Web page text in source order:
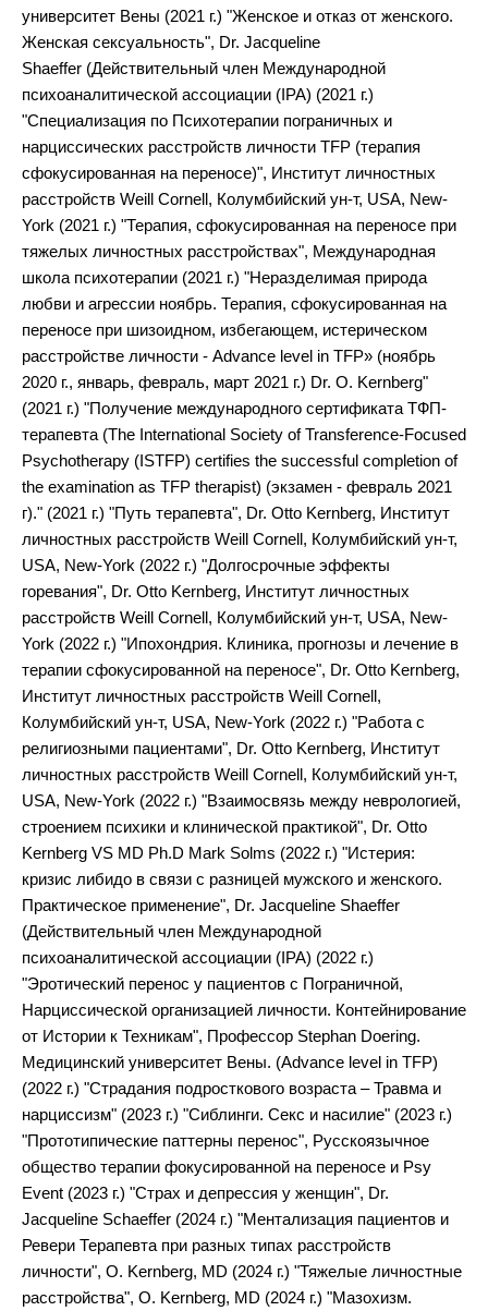
университет Вены (2021 г.) "Женское и отказ от женского.
Женская сексуальность", Dr. Jacqueline
Shaeffer (Действительный член Международной
психоаналитической ассоциации (IPA) (2021 г.)
"Специализация по Психотерапии пограничных и
нарциссических расстройств личности TFP (терапия
сфокусированная на переносе)", Институт личностных
расстройств Weill Cornell, Колумбийский ун-т, USA, New-
York (2021 г.) "Терапия, сфокусированная на переносе при
тяжелых личностных расстройствах", Международная
школа психотерапии (2021 г.) "Неразделимая природа
любви и агрессии ноябрь. Терапия, сфокусированная на
переносе при шизоидном, избегающем, истерическом
расстройстве личности - Advance level in TFP» (ноябрь
2020 г., январь, февраль, март 2021 г.) Dr. О. Kernberg"
(2021 г.) "Получение международного сертификата ТФП-
терапевта (The International Society of Transference-Focused
Psychotherapy (ISTFP) certifies the successful completion of
the examination as TFP therapist) (экзамен - февраль 2021
г)." (2021 г.) "Путь терапевта", Dr. Оtto Kernberg, Институт
личностных расстройств Weill Cornell, Колумбийский ун-т,
USA, New-York (2022 г.) "Долгосрочные эффекты
горевания", Dr. Оtto Kernberg, Институт личностных
расстройств Weill Cornell, Колумбийский ун-т, USA, New-
York (2022 г.) "Ипохондрия. Клиника, прогнозы и лечение в
терапии сфокусированной на переносе", Dr. Оtto Kernberg,
Институт личностных расстройств Weill Cornell,
Колумбийский ун-т, USA, New-York (2022 г.) "Работа с
религиозными пациентами", Dr. Оtto Kernberg, Институт
личностных расстройств Weill Cornell, Колумбийский ун-т,
USA, New-York (2022 г.) "Взаимосвязь между неврологией,
строением психики и клинической практикой", Dr. Оtto
Kernberg VS MD Ph.D Mark Solms (2022 г.) "Истерия:
кризис либидо в связи с разницей мужского и женского.
Практическое применение", Dr. Jacqueline Shaeffer
(Действительный член Международной
психоаналитической ассоциации (IPA) (2022 г.)
"Эротический перенос у пациентов с Пограничной,
Нарциссической организацией личности. Контейнирование
от Истории к Техникам", Профессор Stephan Doering.
Медицинский университет Вены. (Advance level in TFP)
(2022 г.) "Страдания подросткового возраста – Травма и
нарциссизм" (2023 г.) "Сиблинги. Секс и насилие" (2023 г.)
"Прототипические паттерны перенос", Русскоязычное
общество терапии фокусированной на переносе и Psy
Event (2023 г.) "Страх и депрессия у женщин", Dr.
Jacqueline Schaeffer (2024 г.) "Ментализация пациентов и
Ревери Терапевта при разных типах расстройств
личности", O. Kernberg, MD (2024 г.) "Тяжелые личностные
расстройства", O. Kernberg, MD (2024 г.) "Мазохизм.